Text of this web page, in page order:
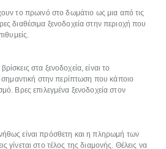
το πρωινό στο δωμάτιο ως μια από τις
διαθέσιμα ξενοδοχεία στην περιοχή που
στα ξενοδοχεία, είναι το
σημαντική στην περίπτωση που κάποιο
Βρες επιλεγμένα ξενοδοχεία στον
είναι πρόσθετη και η πληρωμή των
γίνεται στο τέλος της διαμονής. Θέλεις να